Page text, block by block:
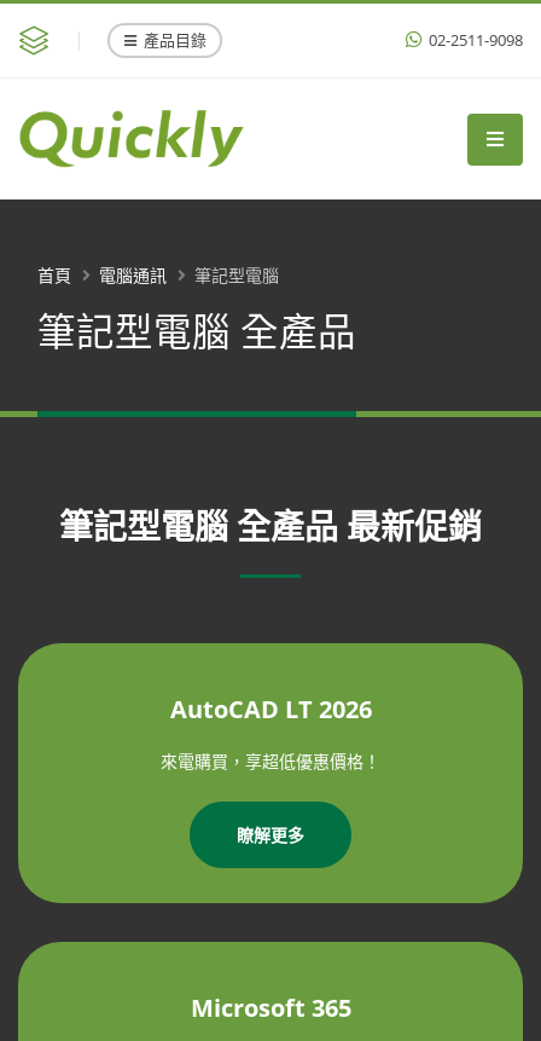
產品目錄 02-2511-9098
筆記型電腦 全產品
首頁 電腦通訊 筆記型電腦
筆記型電腦 全產品 最新促銷
AutoCAD LT 2026
來電購買，享超低優惠價格！
瞭解更多
Microsoft 365